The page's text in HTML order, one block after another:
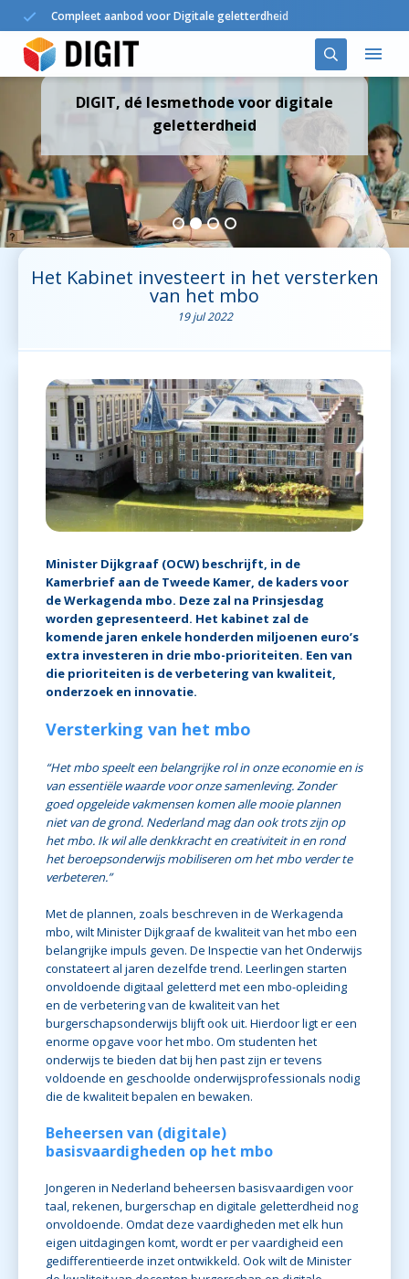
Compleet aanbod voor Digitale geletterdheid
DIGIT in het onderwijs
Agenda
DIGIT, dé lesmethode voor digitale
geletterdheid
Het Kabinet investeert in het versterken
van het mbo
19 jul 2022
Minister Dijkgraaf (OCW) beschrijft, in de
Kamerbrief aan de Tweede Kamer, de kaders voor
de Werkagenda mbo. Deze zal na Prinsjesdag
worden gepresenteerd. Het kabinet zal de
komende jaren enkele honderden miljoenen euro’s
extra investeren in drie mbo-prioriteiten. Een van
die prioriteiten is de verbetering van kwaliteit,
onderzoek en innovatie.
Versterking van het mbo
“Het mbo speelt een belangrijke rol in onze economie en is
van essentiële waarde voor onze samenleving. Zonder
goed opgeleide vakmensen komen alle mooie plannen
niet van de grond. Nederland mag dan ook trots zijn op
het mbo. Ik wil alle denkkracht en creativiteit in en rond
het beroepsonderwijs mobiliseren om het mbo verder te
verbeteren.”
Met de plannen, zoals beschreven in de Werkagenda
mbo, wilt Minister Dijkgraaf de kwaliteit van het mbo een
belangrijke impuls geven. De Inspectie van het Onderwijs
constateert al jaren dezelfde trend. Leerlingen starten
onvoldoende digitaal geletterd met een mbo-opleiding
en de verbetering van de kwaliteit van het
burgerschapsonderwijs blijft ook uit. Hierdoor ligt er een
enorme opgave voor het mbo. Om studenten het
onderwijs te bieden dat bij hen past zijn er tevens
voldoende en geschoolde onderwijsprofessionals nodig
die de kwaliteit bepalen en bewaken.
Beheersen van (digitale)
basisvaardigheden op het mbo
Jongeren in Nederland beheersen basisvaardigen voor
taal, rekenen, burgerschap en digitale geletterdheid nog
onvoldoende. Omdat deze vaardigheden met elk hun
eigen uitdagingen komt, wordt er per vaardigheid een
gedifferentieerde inzet ontwikkeld. Ook wilt de Minister